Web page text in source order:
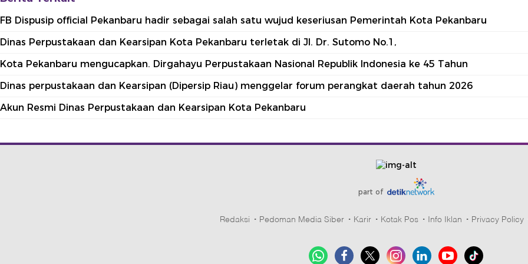
FB Dispusip official Pekanbaru hadir sebagai salah satu wujud keseriusan Pemerintah Kota Pekanbaru
Dinas Perpustakaan dan Kearsipan Kota Pekanbaru terletak di Jl. Dr. Sutomo No.1,
Kota Pekanbaru mengucapkan. Dirgahayu Perpustakaan Nasional Republik Indonesia ke 45 Tahun
Dinas perpustakaan dan Kearsipan (Dipersip Riau) menggelar forum perangkat daerah tahun 2026
Akun Resmi Dinas Perpustakaan dan Kearsipan Kota Pekanbaru
part of
Redaksi Pedoman Media Siber Karir Kotak Pos Info Iklan Privacy Policy